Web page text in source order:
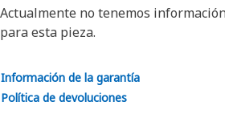
Actualmente no tenemos
para esta pieza.
Información de la garantía
Política de devoluciones